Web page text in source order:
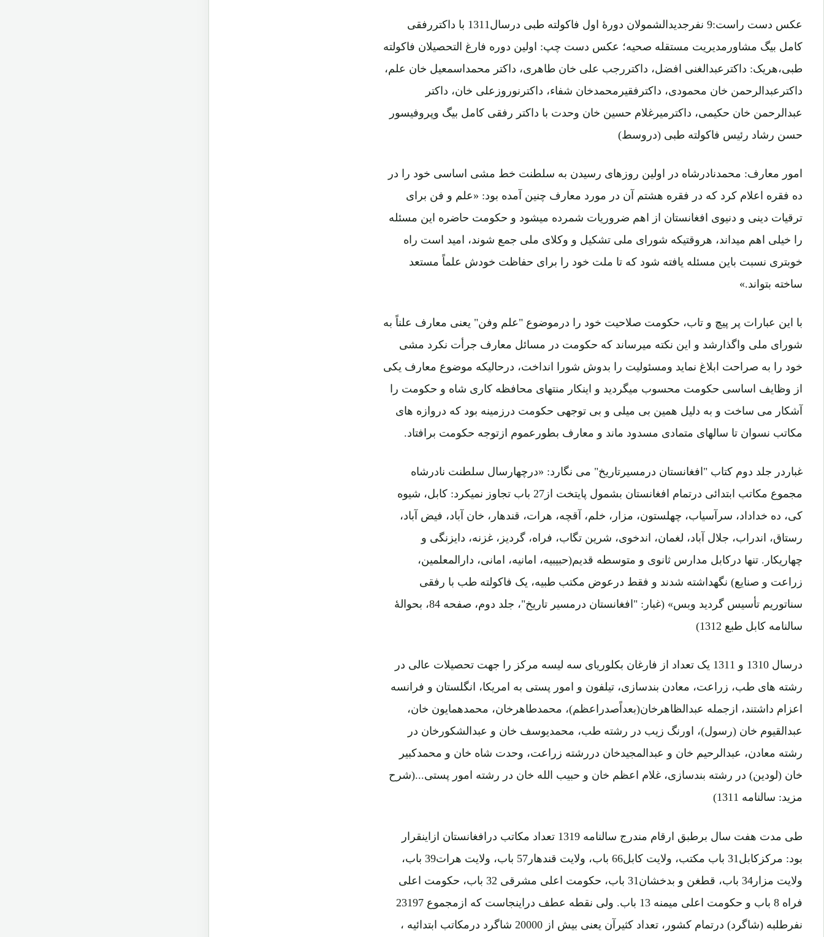
عکس دست راست:9 نفرجدیدالشمولان دورۀ اول فاکولته طبی درسال1311 با داکتررفقی
کامل بیگ مشاورمدیریت مستقله صحیه؛ عکس دست چپ: اولین دوره فارغ التحصیلان فاکولته
طبی،هریک: داکترعبدالغنی افضل، داکتررجب علی خان طاهری، داکتر محمداسمعیل خان علم،
داکترعبدالرحمن خان محمودی، داکترفقیرمحمدخان شفاء، داکترنوروزعلی خان، داکتر
عبدالرحمن خان حکیمی، داکترمیرغلام حسین خان وحدت با داکتر رفقی کامل بیگ وپروفیسور
حسن رشاد رئیس فاکولته طبی (دروسط)
امور معارف: محمدنادرشاه در اولین روزهای رسیدن به سلطنت خط مشی اساسی خود را در
ده فقره اعلام کرد که در فقره هشتم آن در مورد معارف چنین آمده بود: «علم و فن برای
ترقیات دینی و دنیوی افغانستان از اهم ضروریات شمرده میشود و حکومت حاضره این مسئله
را خیلی اهم میداند، هروقتیکه شورای ملی تشکیل و وکلای ملی جمع شوند، امید است راه
خوبتری نسبت باین مسئله یافته شود که تا ملت خود را برای حفاظت خودش علماً مستعد
ساخته بتواند.»
با این عبارات پر پیچ و تاب، حکومت صلاحیت خود را درموضوع "علم وفن" یعنی معارف علناً به
شورای ملی واگذارشد و این نکته میرساند که حکومت در مسائل معارف جرأت نکرد مشی
خود را به صراحت ابلاغ نماید ومسئولیت را بدوش شورا انداخت، درحالیکه موضوع معارف یکی
از وظایف اساسی حکومت محسوب میگردید و اینکار منتهای محافظه کاری شاه و حکومت را
آشکار می ساخت و به دلیل همین بی میلی و بی توجهی حکومت درزمینه بود که دروازه های
مکاتب نسوان تا سالهای متمادی مسدود ماند و معارف بطورعموم ازتوجه حکومت برافتاد.
غباردر جلد دوم کتاب "افغانستان درمسیرتاریخ" می نگارد: «درچهارسال سلطنت نادرشاه
مجموع مکاتب ابتدائی درتمام افغانستان بشمول پایتخت از27 باب تجاوز نمیکرد: کابل، شیوه
کی، ده خداداد، سرآسیاب، چهلستون، مزار، خلم، آقچه، هرات، قندهار، خان آباد، فیض آباد،
رستاق، اندراب، جلال آباد، لغمان، اندخوی، شرین تگاب، فراه، گردیز، غزنه، دایزنگی و
چهاریکار. تنها درکابل مدارس ثانوی و متوسطه قدیم(حبیبیه، امانیه، امانی، دارالمعلمین،
زراعت و صنایع) نگهداشته شدند و فقط درعوض مکتب طبیه، یک فاکولته طب با رفقی
سناتوریم تأسیس گردید وبس» (غبار: "افغانستان درمسیر تاریخ"، جلد دوم، صفحه 84، بحوالۀ
سالنامه کابل طبع 1312)
درسال 1310 و 1311 یک تعداد از فارغان بکلوریای سه لیسه مرکز را جهت تحصیلات عالی در
رشته های طب، زراعت، معادن بندسازی، تیلفون و امور پستی به امریکا، انگلستان و فرانسه
اعزام داشتند، ازجمله عبدالظاهرخان(بعداًصدراعظم)، محمدطاهرخان، محمدهمایون خان،
عبدالقیوم خان (رسول)، اورنگ زیب در رشته طب، محمدیوسف خان و عبدالشکورخان در
رشته معادن، عبدالرحیم خان و عبدالمجیدخان دررشته زراعت، وحدت شاه خان و محمدکبیر
خان (لودین) در رشته بندسازی، غلام اعظم خان و حبیب الله خان در رشته امور پستی...(شرح
مزید: سالنامه 1311)
طی مدت هفت سال برطبق ارقام مندرج سالنامه 1319 تعداد مکاتب درافغانستان ازاینقرار
بود: مرکزکابل31 باب مکتب، ولایت کابل66 باب، ولایت قندهار57 باب، ولایت هرات39 باب،
ولایت مزار34 باب، قطغن و بدخشان31 باب، حکومت اعلی مشرقی 32 باب، حکومت اعلی
فراه 8 باب و حکومت اعلی میمنه 13 باب. ولی نقطه عطف دراینجاست که ازمجموع 23197
نفرطلبه (شاگرد) درتمام کشور، تعداد کثیرآن یعنی بیش از 20000 شاگرد درمکاتب ابتدائیه ،